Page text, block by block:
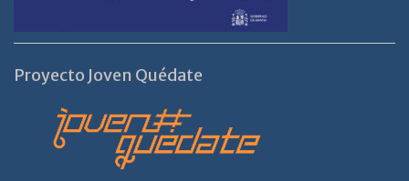
Proyecto Joven Quédate